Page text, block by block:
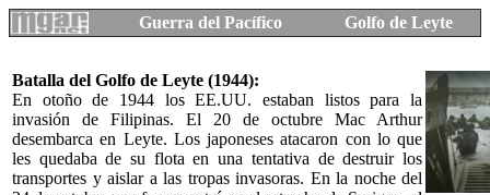
Guerra del Pacífico Golfo de Leyte
Batalla del Golfo de Leyte (1944):
En otoño de 1944 los EE.UU. estaban listos para la
invasión de Filipinas. El 20 de octubre Mac Arthur
desembarca en Leyte. Los japoneses atacaron con lo que
les quedaba de su flota en una tentativa de destruir los
transportes y aislar a las tropas invasoras. En la noche del